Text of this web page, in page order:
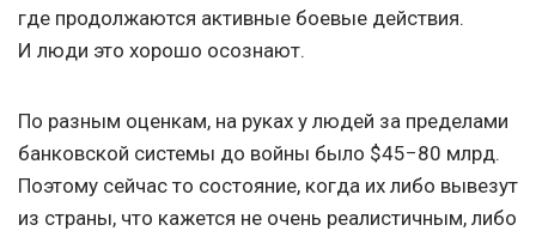
где продолжаются активные боевые действия.
И люди это хорошо осознают.
По разным оценкам, на руках у людей за пределами
банковской системы до войны было $45−80 млрд.
Поэтому сейчас то состояние, когда их либо вывезут
из страны, что кажется не очень реалистичным, либо